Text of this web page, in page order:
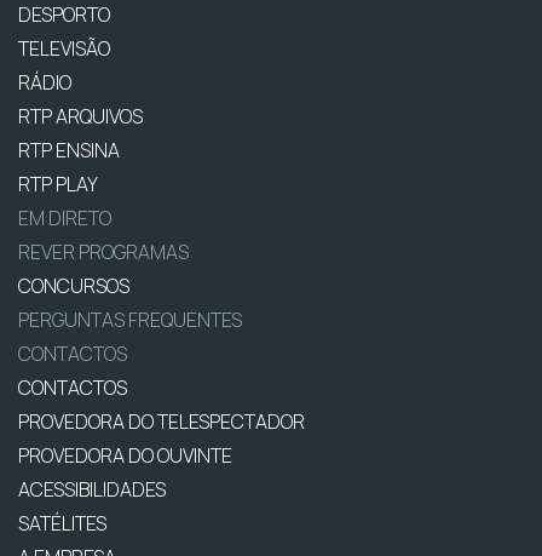
DESPORTO
TELEVISÃO
RÁDIO
RTP ARQUIVOS
RTP ENSINA
RTP PLAY
EM DIRETO
REVER PROGRAMAS
CONCURSOS
PERGUNTAS FREQUENTES
CONTACTOS
CONTACTOS
PROVEDORA DO TELESPECTADOR
PROVEDORA DO OUVINTE
ACESSIBILIDADES
SATÉLITES